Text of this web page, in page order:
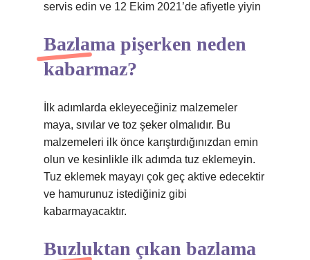
servis edin ve 12 Ekim 2021’de afiyetle yiyin
Bazlama pişerken neden
kabarmaz?
İlk adımlarda ekleyeceğiniz malzemeler
maya, sıvılar ve toz şeker olmalıdır. Bu
malzemeleri ilk önce karıştırdığınızdan emin
olun ve kesinlikle ilk adımda tuz eklemeyin.
Tuz eklemek mayayı çok geç aktive edecektir
ve hamurunuz istediğiniz gibi
kabarmayacaktır.
Buzluktan çıkan bazlama